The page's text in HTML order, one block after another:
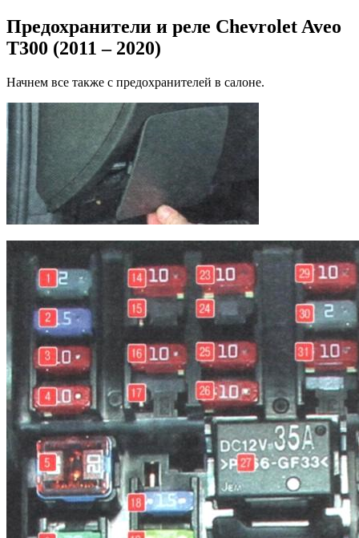
Предохранители и реле Chevrolet Aveo
T300 (2011 – 2020)
Начнем все также с предохранителей в салоне.